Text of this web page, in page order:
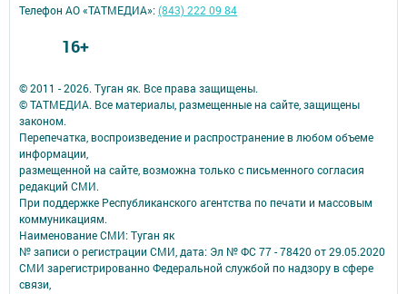
© 2011 - 2026. Туган як. Все права защищены.
© ТАТМЕДИА. Все материалы, размещенные на сайте, защищены
законом.
Перепечатка, воспроизведение и распространение в любом объеме
информации,
размещенной на сайте, возможна только с письменного согласия
редакций СМИ.
При поддержке Республиканского агентства по печати и массовым
коммуникациям.
Наименование СМИ: Туган як
№ записи о регистрации СМИ, дата: Эл № ФС 77 - 78420 от 29.05.2020
СМИ зарегистрированно Федеральной службой по надзору в сфере
связи,
Телефон АО «ТАТМЕДИА»:(843) 222 09 84
16+